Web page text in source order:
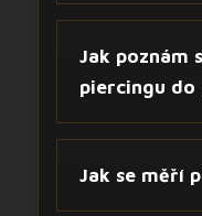
Jak poznám
piercingu do
Jak se měří